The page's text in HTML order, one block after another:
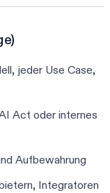
jeder Use Case,
Act oder internes
Aufbewahrung
Integratoren